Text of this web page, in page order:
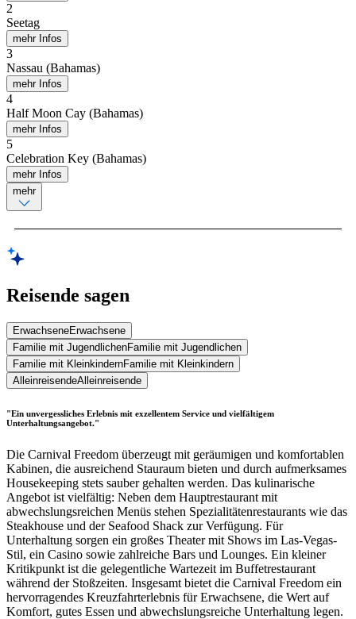
2
Seetag
mehr Infos
3
Nassau (Bahamas)
mehr Infos
4
Half Moon Cay (Bahamas)
mehr Infos
5
Celebration Key (Bahamas)
mehr Infos
mehr
Reisende sagen
ErwachseneErwachsene
Familie mit JugendlichenFamilie mit Jugendlichen
Familie mit KleinkindernFamilie mit Kleinkindern
AlleinreisendeAlleinreisende
"Ein unvergessliches Erlebnis mit exzellentem Service und vielfältigem
Unterhaltungsangebot."
Die Carnival Freedom überzeugt mit geräumigen und komfortablen
Kabinen, die ausreichend Stauraum bieten und durch aufmerksames
Housekeeping stets sauber gehalten werden. Das kulinarische
Angebot ist vielfältig: Neben dem Hauptrestaurant mit
abwechslungsreichen Menüs stehen Spezialitätenrestaurants wie das
Steakhouse und der Seafood Shack zur Verfügung. Für
Unterhaltung sorgen ein großes Theater mit Shows im Las-Vegas-
Stil, ein Casino sowie zahlreiche Bars und Lounges. Ein kleiner
Kritikpunkt ist die gelegentliche Wartezeit im Buffetrestaurant
während der Stoßzeiten. Insgesamt bietet die Carnival Freedom ein
hervorragendes Kreuzfahrterlebnis für Erwachsene, die Wert auf
Komfort, gutes Essen und abwechslungsreiche Unterhaltung legen.